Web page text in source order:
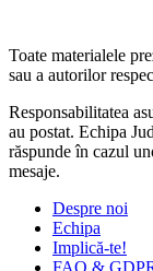
Toate materialele
sau a autorilor
Responsabilitatea
au postat. Echipa
răspunde în cazul
mesaje.
Despre noi
Echipa
Implică-te!
FAQ &